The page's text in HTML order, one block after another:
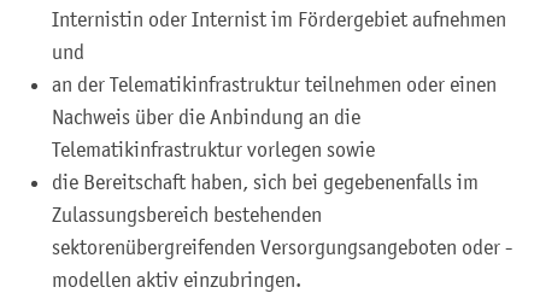
Internistin oder Internist im Fördergebiet aufnehmen
und
an der Telematikinfrastruktur teilnehmen oder einen
Nachweis über die Anbindung an die
Telematikinfrastruktur vorlegen sowie
die Bereitschaft haben, sich bei gegebenenfalls im
Zulassungsbereich bestehenden
sektorenübergreifenden Versorgungsangeboten oder -
modellen aktiv einzubringen.